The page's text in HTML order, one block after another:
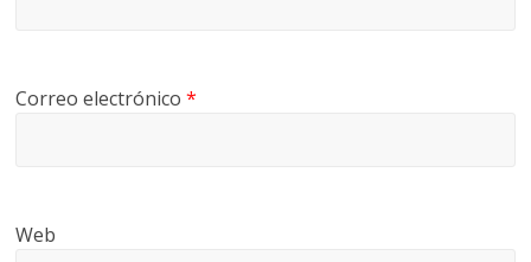
Correo electrónico*
Web